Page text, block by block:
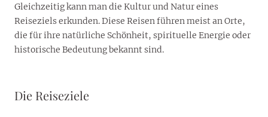
Gleichzeitig kann man die Kultur und Natur eines
Reiseziels erkunden. Diese Reisen führen meist an Orte,
die für ihre natürliche Schönheit, spirituelle Energie oder
historische Bedeutung bekannt sind.
Die Reiseziele